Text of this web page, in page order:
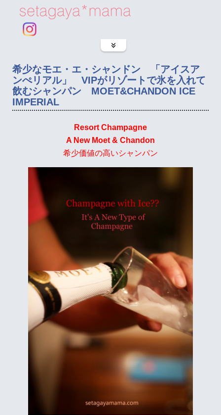
希少なモエ・エ・シャンドン 「アイスア
ンぺリアル」 VIPがリゾートで氷を入れて
飲むシャンパン MOET&CHANDON ICE
IMPERIAL
Resort Champagne
A New Moet & Chandon
希少価値の高いシャンパン